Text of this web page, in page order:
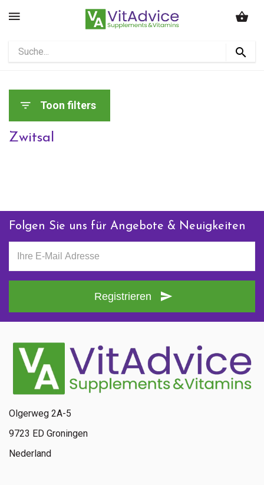
Toon filters
Zwitsal
Folgen Sie uns für Angebote & Neuigkeiten
Registrieren
Olgerweg 2A-5
9723 ED Groningen
Nederland